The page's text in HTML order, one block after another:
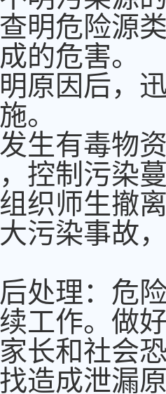
明危险源
的危害。
，迅速
。
物资污
控制污染
织师生撤
故，学
危险或
工作。做
长和社会
漏原因